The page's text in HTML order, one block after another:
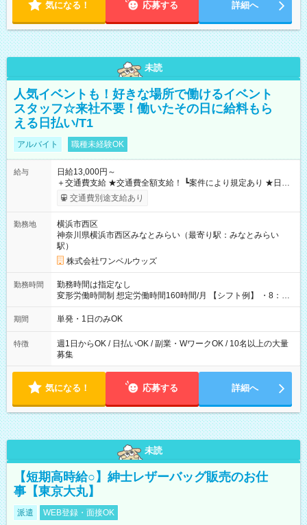
気になる！ 応募する 詳細へ
未読
人気イベントも！好きな場所で働けるイベント
スタッフ☆来社不要！働いたその日に給料もら
える日払い/T1
アルバイト 職種未経験OK
給与
日給13,000円～
＋交通費支給 ★交通費全額支給！ ┗案件により規定あり ★日払
いOK！（規定あり） ┗働いたその日に現金GET♪ お仕事後はコ
ンビニATMから 日払い分を引き落とせます！ 【試用期間】試
交通費別途支給あり
勤務地
横浜市西区
神奈川県横浜市西区みなとみらい（最寄り駅：みなとみらい
駅）
株式会社ワンベルウッズ
勤務時間
勤務時間は指定なし
変形労働時間制 想定労働時間160時間/月 【シフト例】 ・8：00
～21：00
期間 単発・1日のみOK
特徴
週1日からOK / 日払いOK / 副業・WワークOK / 10名以上の大量
募集
気になる！ 応募する 詳細へ
未読
【短期高時給○】紳士レザーバッグ販売のお仕
事【東京大丸】
派遣 WEB登録・面接OK